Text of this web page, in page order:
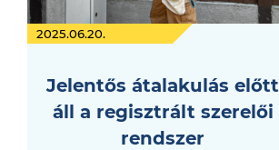
2025.06.20.
Jelentős átalakulás előtt
áll a regisztrált szerelői
rendszer